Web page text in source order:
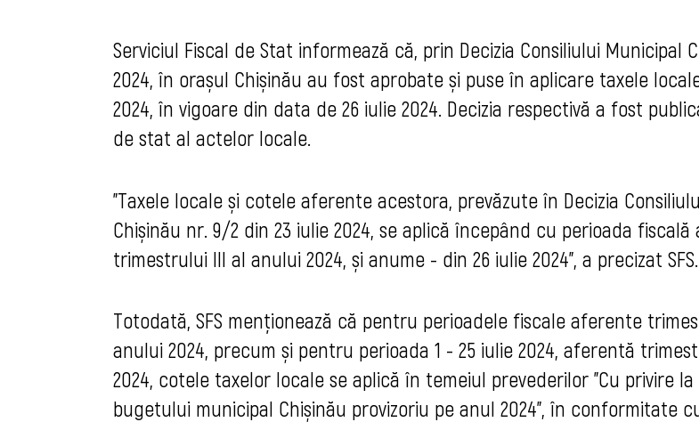
Serviciul Fiscal de Stat informează că, prin Decizia Consiliului Municipal
2024, în orașul Chișinău au fost aprobate și puse în aplicare taxele
2024, în vigoare din data de 26 iulie 2024. Decizia respectivă a fost
de stat al actelor locale.
"Taxele locale și cotele aferente acestora, prevăzute în Decizia
Chișinău nr. 9/2 din 23 iulie 2024, se aplică începând cu perioada
trimestrului III al anului 2024, și anume - din 26 iulie 2024", a precizat SFS.
Totodată, SFS menționează că pentru perioadele fiscale aferente
anului 2024, precum și pentru perioada 1 - 25 iulie 2024, aferentă
2024, cotele taxelor locale se aplică în temeiul prevederilor "Cu privire
bugetului municipal Chișinău provizoriu pe anul 2024", în conformitate